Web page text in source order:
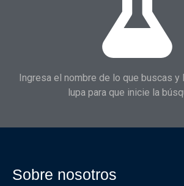
Ingresa el nombre de lo que buscas y
lupa para que inicie la
Sobre nosotros